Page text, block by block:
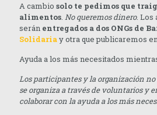
A cambio solo te pedimos que
alimentos. No queremos dinero. Los
serán entregados a dos ONGs de
Solidariay otra que publicaremos
Ayuda a los más necesitados
Los participantes y la organización
se organiza a través de voluntarios y
colaborar con la ayuda a los más